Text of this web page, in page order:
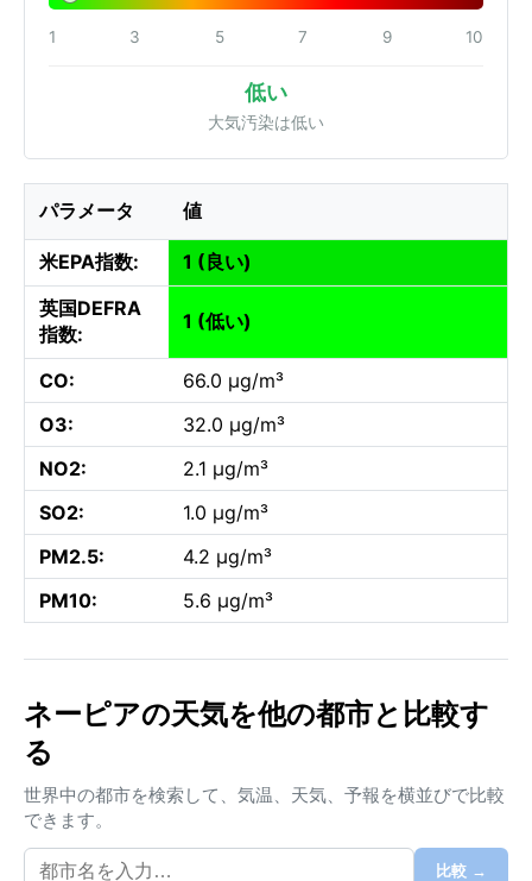
1 3 5 7 9 10
低い
大気汚染は低い
パラメータ 値
米EPA指数:
1 (良い)
英国DEFRA
指数:
1 (低い)
CO:
66.0 µg/m³
O3:
32.0 µg/m³
NO2:
2.1 µg/m³
SO2:
1.0 µg/m³
PM2.5:
4.2 µg/m³
PM10:
5.6 µg/m³
ネーピアの天気を他の都市と比較す
る
世界中の都市を検索して、気温、天気、予報を横並びで比較
できます。
比較 →